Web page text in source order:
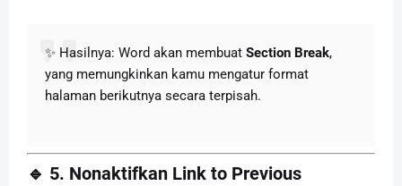
✨ Hasilnya: Word akan membuat Section Break,
yang memungkinkan kamu mengatur format
halaman berikutnya secara terpisah.
🔹 5. Nonaktifkan Link to Previous